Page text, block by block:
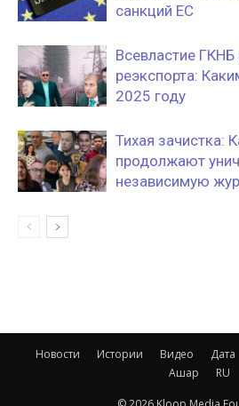
санкций ЕС
Всевластие
реэкспорта:
2025 году
Тихая зачистка:
продолжают
независимую
Новости Истории Видео Дата
Ашар
RU